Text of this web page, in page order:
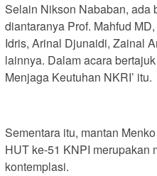
Selain Nikson Nababan, ada
diantaranya Prof. Mahfud
Idris, Arinal Djunaidi, Zainal
lainnya. Dalam acara
Menjaga Keutuhan NKRI’ itu.
Sementara itu, mantan
HUT ke-51 KNPI merupakan
kontemplasi.